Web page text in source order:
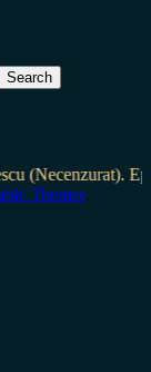
Themes.